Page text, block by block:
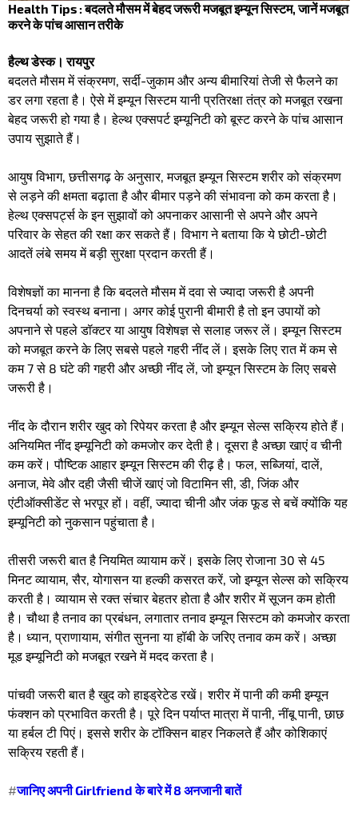
Health Tips : बदलते मौसम में बेहद जरूरी मजबूत इम्यून सिस्टम, जानें मजबूत
करने के पांच आसान तरीके
हैल्थ डेस्क। रायपुर
बदलते मौसम में संक्रमण, सर्दी-जुकाम और अन्य बीमारियां तेजी से फैलने का
डर लगा रहता है। ऐसे में इम्यून सिस्टम यानी प्रतिरक्षा तंत्र को मजबूत रखना
बेहद जरूरी हो गया है। हेल्थ एक्सपर्ट इम्यूनिटी को बूस्ट करने के पांच आसान
उपाय सुझाते हैं।
आयुष विभाग, छत्तीसगढ़ के अनुसार, मजबूत इम्यून सिस्टम शरीर को संक्रमण
से लड़ने की क्षमता बढ़ाता है और बीमार पड़ने की संभावना को कम करता है।
हेल्थ एक्सपर्ट्स के इन सुझावों को अपनाकर आसानी से अपने और अपने
परिवार के सेहत की रक्षा कर सकते हैं। विभाग ने बताया कि ये छोटी-छोटी
आदतें लंबे समय में बड़ी सुरक्षा प्रदान करती हैं।
विशेषज्ञों का मानना है कि बदलते मौसम में दवा से ज्यादा जरूरी है अपनी
दिनचर्या को स्वस्थ बनाना। अगर कोई पुरानी बीमारी है तो इन उपायों को
अपनाने से पहले डॉक्टर या आयुष विशेषज्ञ से सलाह जरूर लें। इम्यून सिस्टम
को मजबूत करने के लिए सबसे पहले गहरी नींद लें। इसके लिए रात में कम से
कम 7 से 8 घंटे की गहरी और अच्छी नींद लें, जो इम्यून सिस्टम के लिए सबसे
जरूरी है।
नींद के दौरान शरीर खुद को रिपेयर करता है और इम्यून सेल्स सक्रिय होते हैं।
अनियमित नींद इम्यूनिटी को कमजोर कर देती है। दूसरा है अच्छा खाएं व चीनी
कम करें। पौष्टिक आहार इम्यून सिस्टम की रीढ़ है। फल, सब्जियां, दालें,
अनाज, मेवे और दही जैसी चीजें खाएं जो विटामिन सी, डी, जिंक और
एंटीऑक्सीडेंट से भरपूर हों। वहीं, ज्यादा चीनी और जंक फूड से बचें क्योंकि यह
इम्यूनिटी को नुकसान पहुंचाता है।
तीसरी जरूरी बात है नियमित व्यायाम करें। इसके लिए रोजाना 30 से 45
मिनट व्यायाम, सैर, योगासन या हल्की कसरत करें, जो इम्यून सेल्स को सक्रिय
करती है। व्यायाम से रक्त संचार बेहतर होता है और शरीर में सूजन कम होती
है। चौथा है तनाव का प्रबंधन, लगातार तनाव इम्यून सिस्टम को कमजोर करता
है। ध्यान, प्राणायाम, संगीत सुनना या हॉबी के जरिए तनाव कम करें। अच्छा
मूड इम्यूनिटी को मजबूत रखने में मदद करता है।
पांचवी जरूरी बात है खुद को हाइड्रेटेड रखें। शरीर में पानी की कमी इम्यून
फंक्शन को प्रभावित करती है। पूरे दिन पर्याप्त मात्रा में पानी, नींबू पानी, छाछ
या हर्बल टी पिएं। इससे शरीर के टॉक्सिन बाहर निकलते हैं और कोशिकाएं
सक्रिय रहती हैं।
#जानिए अपनी Girlfriend के बारे में 8 अनजानी बातें